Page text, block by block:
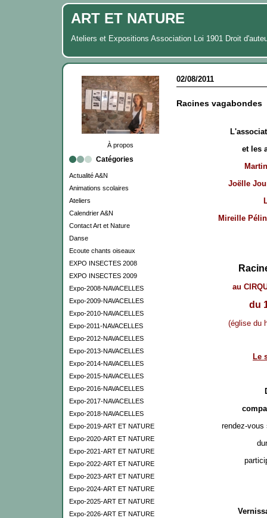
ART ET NATURE
Ateliers et Expositions Association Loi 1901 Droit
À propos
Catégories
Actualité A&N
Animations scolaires
Ateliers
Calendrier A&N
Contact Art et Nature
Danse
Ecoute chants oiseaux
EXPO INSECTES 2008
EXPO INSECTES 2009
Expo-2008-NAVACELLES
Expo-2009-NAVACELLES
Expo-2010-NAVACELLES
Expo-2011-NAVACELLES
Expo-2012-NAVACELLES
Expo-2013-NAVACELLES
Expo-2014-NAVACELLES
Expo-2015-NAVACELLES
Expo-2016-NAVACELLES
Expo-2017-NAVACELLES
Expo-2018-NAVACELLES
Expo-2019-ART ET NATURE
Expo-2020-ART ET NATURE
Expo-2021-ART ET NATURE
Expo-2022-ART ET NATURE
Expo-2023-ART ET NATURE
Expo-2024-ART ET NATURE
Expo-2025-ART ET NATURE
Expo-2026-ART ET NATURE
02/08/2011
Racines vagabondes
et les
Joëlle
Mireille
au
du
(église du
Le
rendez-vous